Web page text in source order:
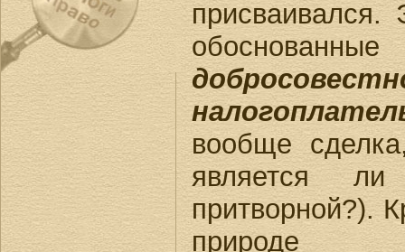
вообще
является
притворной?).